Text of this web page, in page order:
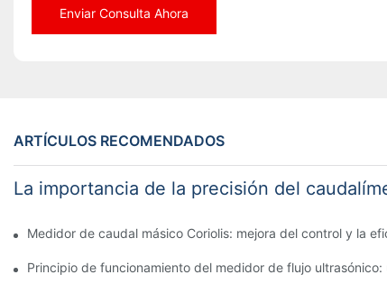
Enviar Consulta Ahora
ARTÍCULOS RECOMENDADOS
La importancia de la precisión del
Medidor de caudal másico Coriolis: mejora del control y la
Principio de funcionamiento del medidor de flujo